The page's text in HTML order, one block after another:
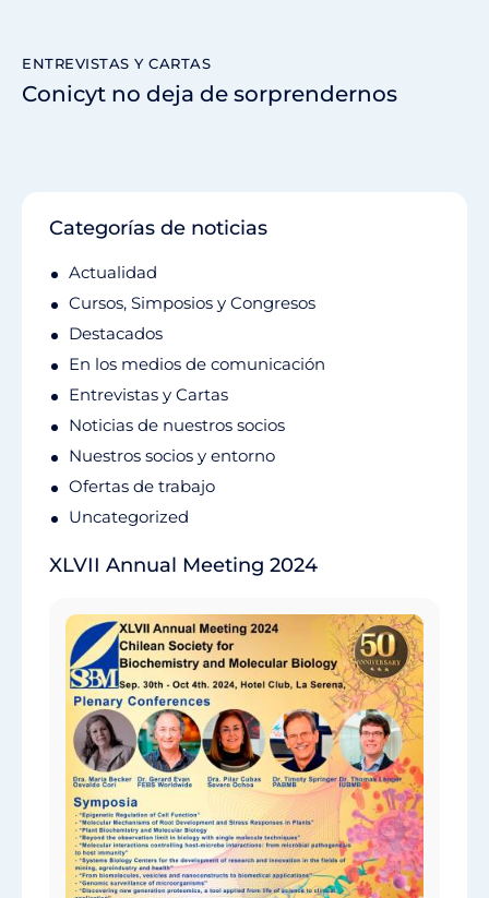
ENTREVISTAS Y CARTAS
Conicyt no deja de sorprendernos
Categorías de noticias
Actualidad
Cursos, Simposios y Congresos
Destacados
En los medios de comunicación
Entrevistas y Cartas
Noticias de nuestros socios
Nuestros socios y entorno
Ofertas de trabajo
Uncategorized
XLVII Annual Meeting 2024